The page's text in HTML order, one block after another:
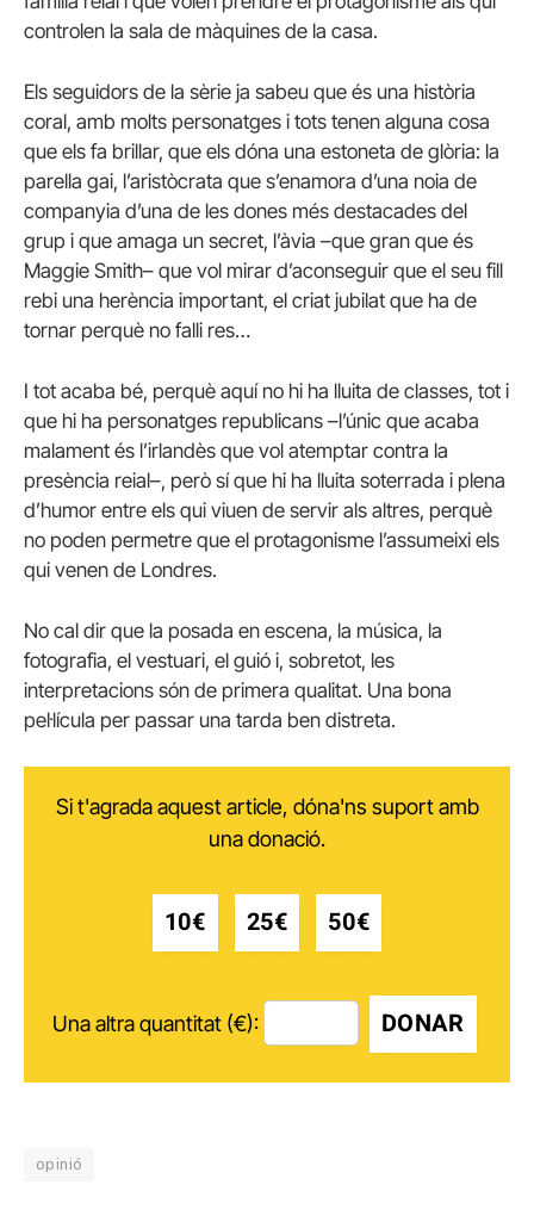
controlen la sala de màquines de la casa.
Els seguidors de la sèrie ja sabeu que és una història
coral, amb molts personatges i tots tenen alguna cosa
que els fa brillar, que els dóna una estoneta de glòria: la
parella gai, l’aristòcrata que s’enamora d’una noia de
companyia d’una de les dones més destacades del
grup i que amaga un secret, l’àvia –que gran que és
Maggie Smith– que vol mirar d’aconseguir que el seu fill
rebi una herència important, el criat jubilat que ha de
tornar perquè no falli res…
I tot acaba bé, perquè aquí no hi ha lluita de classes, tot i
que hi ha personatges republicans –l’únic que acaba
malament és l’irlandès que vol atemptar contra la
presència reial–, però sí que hi ha lluita soterrada i plena
d’humor entre els qui viuen de servir als altres, perquè
no poden permetre que el protagonisme l’assumeixi els
qui venen de Londres.
No cal dir que la posada en escena, la música, la
fotografia, el vestuari, el guió i, sobretot, les
interpretacions són de primera qualitat. Una bona
pel·lícula per passar una tarda ben distreta.
Si t'agrada aquest article, dóna'ns suport amb
una donació.
10€ 25€ 50€
Una altra quantitat (€): DONAR
opinió